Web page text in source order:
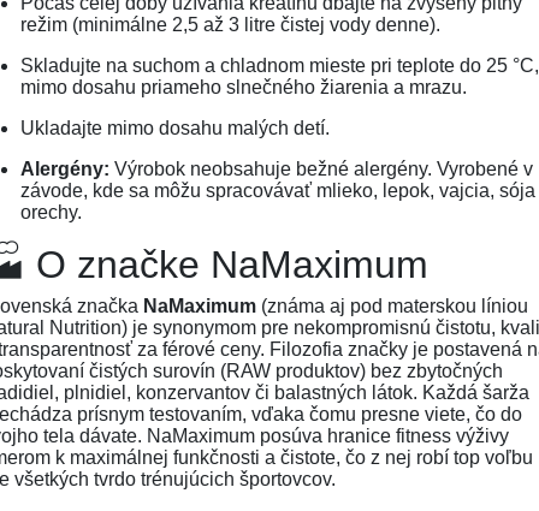
režim (minimálne 2,5 až 3 litre čistej vody denne).
Skladujte na suchom a chladnom mieste pri teplote do 25 °C,
mimo dosahu priameho slnečného žiarenia a mrazu.
Ukladajte mimo dosahu malých detí.
Alergény: Výrobok neobsahuje bežné alergény. Vyrobené v
závode, kde sa môžu spracovávať mlieko, lepok, vajcia, sója
orechy.
O značke NaMaximum
značka NaMaximum (známa aj pod materskou líniou
Nutrition) je synonymom pre nekompromisnú čistotu,
za férové ceny. Filozofia značky je postavená
čistých surovín (RAW produktov) bez zbytočných
plnidiel, konzervantov či balastných látok. Každá šarža
prísnym testovaním, vďaka čomu presne viete, čo do
tela dávate. NaMaximum posúva hranice fitness výživy
k maximálnej funkčnosti a čistote, čo z nej robí top voľbu
všetkých tvrdo trénujúcich športovcov.